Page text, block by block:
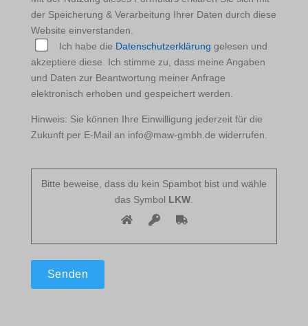
der Speicherung & Verarbeitung Ihrer Daten durch diese
Website einverstanden.
Ich habe die Datenschutzerklärung gelesen und
akzeptiere diese. Ich stimme zu, dass meine Angaben
und Daten zur Beantwortung meiner Anfrage
elektronisch erhoben und gespeichert werden.
Hinweis: Sie können Ihre Einwilligung jederzeit für die
Zukunft per E-Mail an info@maw-gmbh.de widerrufen.
Bitte beweise, dass du kein Spambot bist und wähle
das Symbol LKW